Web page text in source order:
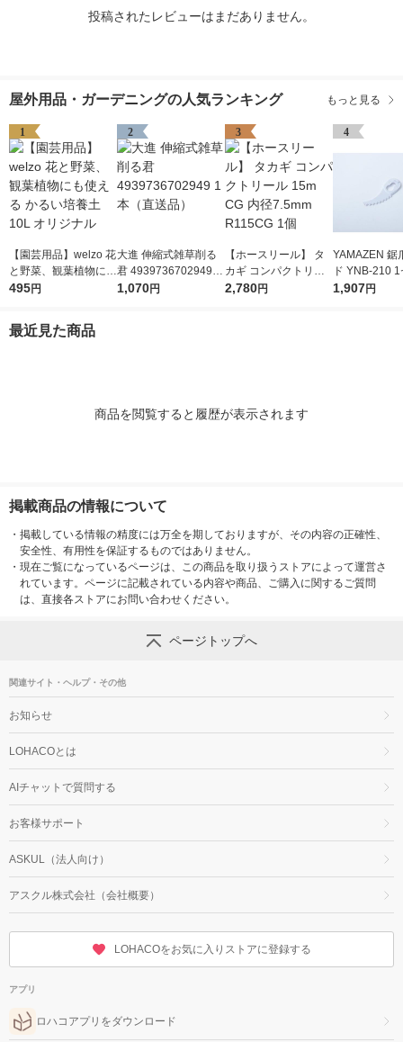
投稿されたレビューはまだありません。
屋外用品・ガーデニングの人気ランキング もっと見る
1
【園芸用品】welzo 花
と野菜、観葉植物にも
使える かるい培養土
495円
2
大進 伸縮式雑草削る
君 4939736702949 1
本（直送品）
1,070円
3
【ホースリール】 タ
カギ コンパクトリー
ル 15m CG 内径7.5m
2,780円
4
YAMAZEN 鋸
ド YNB-210
0枚入（直送
1,907円
最近見た商品
商品を閲覧すると履歴が表示されます
掲載商品の情報について
・ 掲載している情報の精度には万全を期しておりますが、その内容の正確性、
安全性、有用性を保証するものではありません。
・ 現在ご覧になっているページは、この商品を取り扱うストアによって運営さ
れています。ページに記載されている内容や商品、ご購入に関するご質問
は、直接各ストアにお問い合わせください。
ページトップへ
関連サイト・ヘルプ・その他
お知らせ
LOHACOとは
AIチャットで質問する
お客様サポート
ASKUL（法人向け）
アスクル株式会社（会社概要）
LOHACOをお気に入りストアに登録する
アプリ
ロハコアプリをダウンロード